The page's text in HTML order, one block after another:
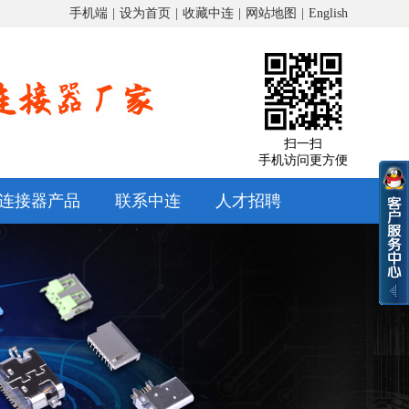
手机端 设为首页 收藏中连 网站地图 English
扫一扫
手机访问更方便
接器产品 联系中连 人才招聘